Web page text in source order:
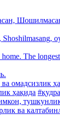
The
омадсизлик
ҳақида
ва